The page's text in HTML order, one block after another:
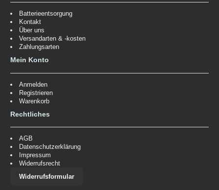
Batterieentsorgung
Kontakt
Über uns
Versandarten & -kosten
Zahlungsarten
Mein Konto
Anmelden
Registrieren
Warenkorb
Rechtliches
AGB
Datenschutzerklärung
Impressum
Widerrufsrecht
Widerrufsformular